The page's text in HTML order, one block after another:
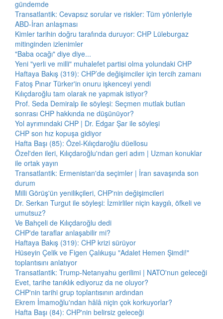
gündemde
Transatlantik: Cevapsız sorular ve riskler: Tüm yönleriyle
ABD-İran anlaşması
Kimler tarihin doğru tarafında duruyor: CHP Lüleburgaz
mitinginden izlenimler
"Baba ocağı" diye diye...
Yeni "yerli ve milli" muhalefet partisi olma yolundaki CHP
Haftaya Bakış (319): CHP’de değişimciler için tercih zamanı
Fatoş Pınar Türker'in onuru işkenceyi yendi
Kılıçdaroğlu tam olarak ne yapmak istiyor?
Prof. Seda Demiralp ile söyleşi: Seçmen mutlak butlan
sonrası CHP hakkında ne düşünüyor?
Yol ayrımındaki CHP | Dr. Edgar Şar ile söyleşi
CHP son hız kopuşa gidiyor
Hafta Başı (85): Özel-Kılıçdaroğlu düellosu
Özel'den ileri, Kılıçdaroğlu'ndan geri adım | Uzman konuklar
ile ortak yayın
Transatlantik: Ermenistan'da seçimler | İran savaşında son
durum
Milli Görüş'ün yenilikçileri, CHP'nin değişimcileri
Dr. Serkan Turgut ile söyleşi: İzmirliler niçin kaygılı, öfkeli ve
umutsuz?
Ve Bahçeli de Kılıçdaroğlu dedi
CHP'de taraflar anlaşabilir mi?
Haftaya Bakış (319): CHP krizi sürüyor
Hüseyin Çelik ve Figen Çalıkuşu "Adalet Hemen Şimdi!"
toplantısını anlatıyor
Transatlantik: Trump-Netanyahu gerilimi | NATO'nun geleceği
Evet, tarihe tanıklık ediyoruz da ne oluyor?
CHP'nin tarihi grup toplantısının ardından
Ekrem İmamoğlu'ndan hâlâ niçin çok korkuyorlar?
Hafta Başı (84): CHP'nin belirsiz geleceği